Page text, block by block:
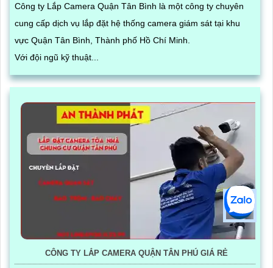
Công ty Lắp Camera Quận Tân Bình là một công ty chuyên
cung cấp dịch vụ lắp đặt hệ thống camera giám sát tại khu
vực Quận Tân Bình, Thành phố Hồ Chí Minh.
Với đội ngũ kỹ thuật...
CÔNG TY LẮP CAMERA QUẬN TÂN PHÚ GIÁ RẺ